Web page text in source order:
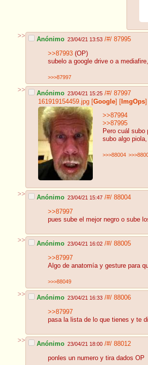
>> Anónimo 23/04/21 13:53 /#/ 87995
>>87993 (OP)
subelo a google drive o a
>>>87997
>> Anónimo 23/04/21 15:25 /#/ 87997
161919154459.jpg [Google] [ ImgOps]
>>87994
>>87995
Pero cuál subo
subo algo
>>>88004
>> Anónimo 23/04/21 15:47 /#/ 88004
>>87997
pues sube el mejor negro o sube
>> Anónimo 23/04/21 16:02 /#/ 88005
>>87997
Algo de anatomía y gesture para
>>>88049
>> Anónimo 23/04/21 16:33 /#/ 88006
>>87997
pasa la lista de lo que tienes y te
>> Anónimo 23/04/21 18:00 /#/ 88012
ponles un numero y tira dados OP